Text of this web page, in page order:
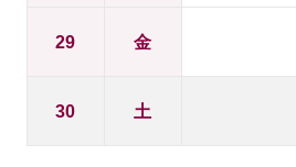
29 金
30 土